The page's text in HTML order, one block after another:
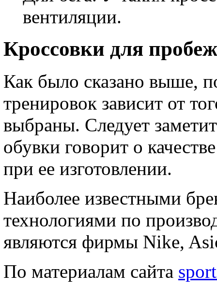
вентиляции.
Кроссовки для
Как было сказано выше,
тренировок зависит от
выбраны. Следует
обувки говорит о
при ее изготовлении.
Наиболее известными
технологиями по
являются фирмы Nike,
По материалам сайта